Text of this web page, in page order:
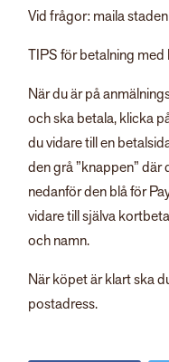
Vid frågor: maila
TIPS för betalning
När du är på
och ska betala, klicka
du vidare till en
den grå ”knappen” där
nedanför den blå för
vidare till själva
och namn.
När köpet är klart ska
postadress.